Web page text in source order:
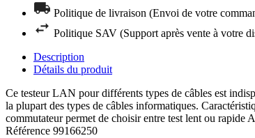
Politique de livraison (Envoi de votre
Politique SAV (Support après vente à votre
Description
Détails du produit
Ce testeur LAN pour différents types de câbles est
la plupart des types de câbles informatiques.
commutateur permet de choisir entre test lent ou
Référence 99166250